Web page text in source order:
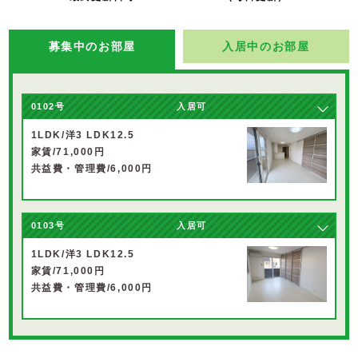
募集中のお部屋 入居中のお部屋
0102号 入居可
1LDK/洋3 LDK12.5
家賃/71,000円
共益費・管理費/6,000円
0103号 入居可
1LDK/洋3 LDK12.5
家賃/71,000円
共益費・管理費/6,000円